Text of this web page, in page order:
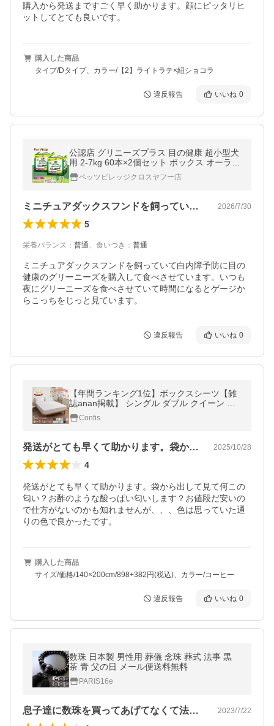
購入から発送まですごく早く助かります。顔にピッタリヒ
ットしてとても良いです。
購入した商品
タイプ/Dタイプ、カラー/【2】ライトラテ×紐ショコラ
違反報告 いいね 0
公認店 グリニーズプラス 目の健康 超小型犬
用 2-7kg 60本×2個セット ボックス オーラル
ケアペッツビレッジクロスヤフー店
ミニチュアダックスフンドを飼っていて白… 2026/7/30
5
栄養バランス ： 普通、 食いつき ： 普通
ミニチュアダックスフンドを飼っていて白内障予防に目の
健康のグリーニーズを購入して食べさせています。いつも
夜にグリーニーズを食べさせていて時間になるとゲージか
らこっちをじっと見ています。
違反報告 いいね 0
【年間ランキング1位】ボックスシーツ【雑
誌anan掲載】 シングル ダブル クイーン マ
ットレスカバー ピーチスキン 通気性 快眠 無
地 ポリエステル
Confis
発送がとても早くて助かります。袋から出… 2025/10/28
4
発送がとても早くて助かります。袋から出して見て何この
匂い？お酢のような酸っぱい匂いします？お値段だ安いの
で仕方がないのかも知れませんが、、、色は思っていた通
りの色で良かったです。
購入した商品
サイズ/価格/140×200cm/898+382円(税込)、カラー/コーヒー
違反報告 いいね 0
数珠 日本製 男性用 葬儀 念珠 葬式 法事 黒
茶 青 父の日 メール便送料無料
PARIS16e
息子達に数珠を買ってあげてなくて法事が… 2023/7/22